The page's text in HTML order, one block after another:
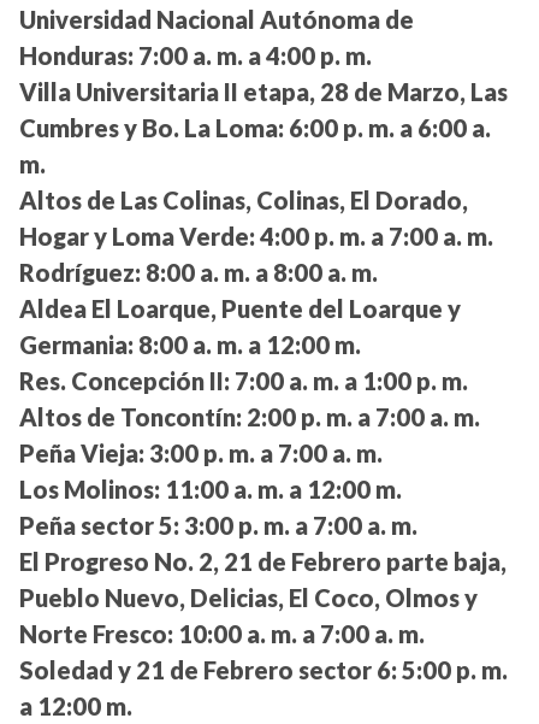
Universidad Nacional Autónoma de
Honduras: 7:00 a. m. a 4:00 p. m.
Villa Universitaria II etapa, 28 de Marzo, Las
Cumbres y Bo. La Loma: 6:00 p. m. a 6:00 a.
m.
Altos de Las Colinas, Colinas, El Dorado,
Hogar y Loma Verde: 4:00 p. m. a 7:00 a. m.
Rodríguez: 8:00 a. m. a 8:00 a. m.
Aldea El Loarque, Puente del Loarque y
Germania: 8:00 a. m. a 12:00 m.
Res. Concepción II: 7:00 a. m. a 1:00 p. m.
Altos de Toncontín: 2:00 p. m. a 7:00 a. m.
Peña Vieja: 3:00 p. m. a 7:00 a. m.
Los Molinos: 11:00 a. m. a 12:00 m.
Peña sector 5: 3:00 p. m. a 7:00 a. m.
El Progreso No. 2, 21 de Febrero parte baja,
Pueblo Nuevo, Delicias, El Coco, Olmos y
Norte Fresco: 10:00 a. m. a 7:00 a. m.
Soledad y 21 de Febrero sector 6: 5:00 p. m.
a 12:00 m.